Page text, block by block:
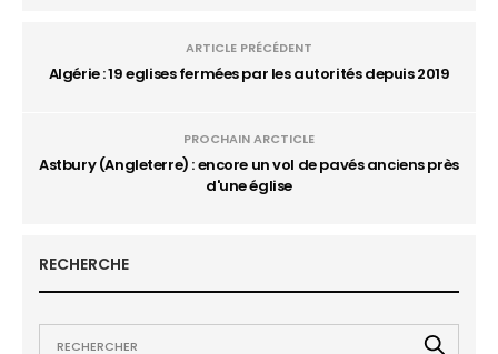
ARTICLE PRÉCÉDENT
Algérie : 19 eglises fermées par les autorités depuis 2019
PROCHAIN ARCTICLE
Astbury (Angleterre) : encore un vol de pavés anciens près
d'une église
RECHERCHE